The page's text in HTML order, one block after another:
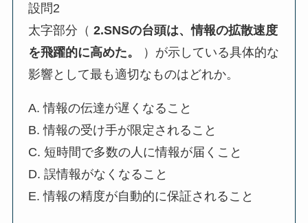
設問2
太字部分（2.SNSの台頭は、情報の拡散速度
を飛躍的に高めた。
）が示している具体的な
影響として最も適切なものはどれか。
A. 情報の伝達が遅くなること
B. 情報の受け手が限定されること
C. 短時間で多数の人に情報が届くこと
D. 誤情報がなくなること
E. 情報の精度が自動的に保証されること